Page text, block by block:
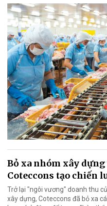
Bỏ xa nhóm xây dựng
Coteccons tạo chiến
Trở lại "ngôi vương" doanh thu
xây dựng, Coteccons đã bỏ xa